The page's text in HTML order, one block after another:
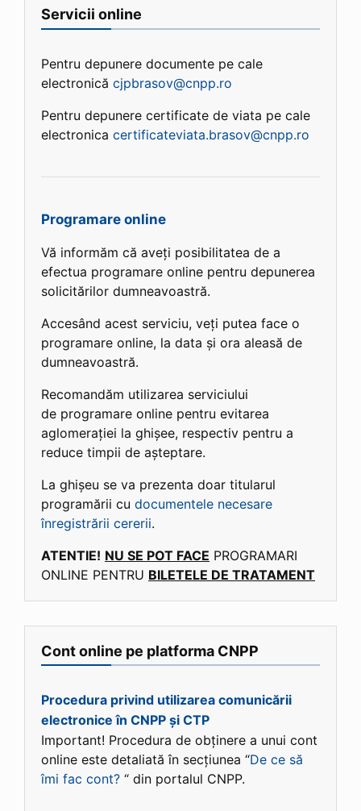
Servicii online
Pentru depunere documente pe cale
electronică cjpbrasov@cnpp.ro
Pentru depunere certificate de viata pe cale
electronica certificateviata.brasov@cnpp.ro
Programare online
Vă informăm că aveți posibilitatea de a
efectua programare online pentru depunerea
solicitărilor dumneavoastră.
Accesând acest serviciu, veți putea face o
programare online, la data și ora aleasă de
dumneavoastră.
Recomandăm utilizarea serviciului
de programare online pentru evitarea
aglomerației la ghișee, respectiv pentru a
reduce timpii de așteptare.
La ghișeu se va prezenta doar titularul
programării cu documentele necesare
înregistrării cererii.
ATENTIE! NU SE POT FACE PROGRAMARI
ONLINE PENTRU BILETELE DE TRATAMENT
Cont online pe platforma CNPP
Procedura privind utilizarea comunicării
electronice în CNPP și CTP
Important! Procedura de obținere a unui cont
online este detaliată în secțiunea “De ce să
îmi fac cont? “ din portalul CNPP.